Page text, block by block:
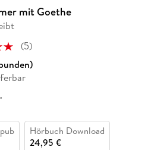
mit Goethe
(5)
*
Hörbuch Download
24,95 €